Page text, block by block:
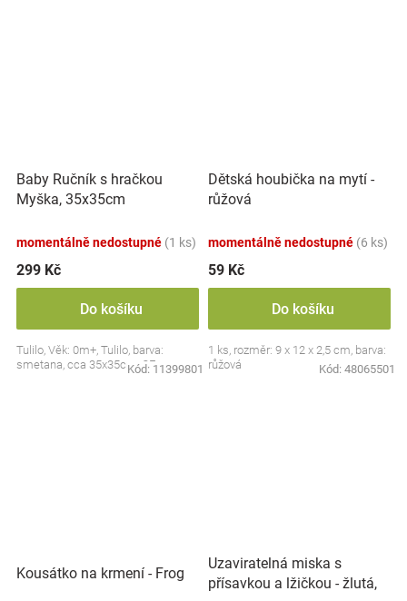
Baby Ručník s hračkou
Myška, 35x35cm
momentálně nedostupné (1 ks)
299 Kč
Do košíku
Tulilo, Věk: 0m+, Tulilo, barva:
smetana, cca 35x35cm, CE
Kód: 11399801
Dětská houbička na mytí -
růžová
momentálně nedostupné (6 ks)
59 Kč
Do košíku
1 ks, rozměr: 9 x 12 x 2,5 cm, barva:
růžová
Kód: 48065501
Kousátko na krmení - Frog
Uzaviratelná miska s
přísavkou a lžičkou - žlutá,